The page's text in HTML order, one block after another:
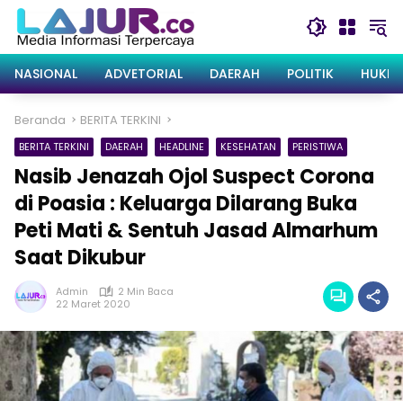
Langsung
konten
NASIONAL
ADVETORIAL DAERAH POLITIK
Beranda BERITA TERKINI
BERITA TERKINI DAERAH HEADLINE KESEHATAN PERISTIWA
Nasib Jenazah Ojol Suspect Corona
di Poasia : Keluarga Dilarang Buka
Peti Mati & Sentuh Jasad Almarhum
Saat Dikubur
Admin
2 Min Baca
22 Maret 2020